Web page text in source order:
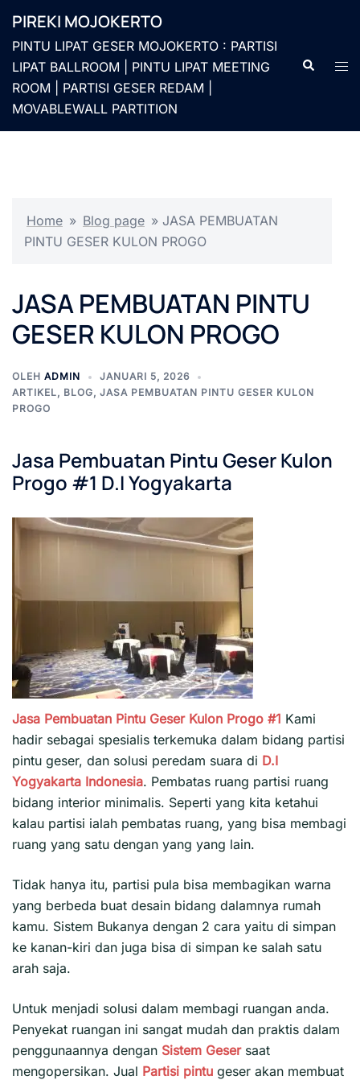
kePIREKI MOJOKERTO
PINTU LIPAT GESER MOJOKERTO : PARTISI
LIPAT BALLROOM | PINTU LIPAT MEETING
ROOM | PARTISI GESER REDAM |
MOVABLEWALL PARTITION
Cari
Home » Blog page » JASA PEMBUATAN
PINTU GESER KULON PROGO
JASA PEMBUATAN PINTU
GESER KULON PROGO
OLEH ADMIN
JANUARI 5, 2026
ARTIKEL, BLOG, JASA PEMBUATAN PINTU GESER KULON
PROGO
Jasa Pembuatan Pintu Geser Kulon
Progo #1 D.I Yogyakarta
Jasa Pembuatan Pintu Geser Kulon Progo #1 Kami
hadir sebagai spesialis terkemuka dalam bidang partisi
pintu geser, dan solusi peredam suara di D.I
Yogyakarta Indonesia. Pembatas ruang partisi ruang
bidang interior minimalis. Seperti yang kita ketahui
kalau partisi ialah pembatas ruang, yang bisa membagi
ruang yang satu dengan yang yang lain.
Tidak hanya itu, partisi pula bisa membagikan warna
yang berbeda buat desain bidang dalamnya rumah
kamu. Sistem Bukanya dengan 2 cara yaitu di simpan
ke kanan-kiri dan juga bisa di simpan ke salah satu
arah saja.
Untuk menjadi solusi dalam membagi ruangan anda.
Penyekat ruangan ini sangat mudah dan praktis dalam
penggunaannya dengan Sistem Gesersaat
mengopersikan. Jual Partisi pintu geser akan membuat